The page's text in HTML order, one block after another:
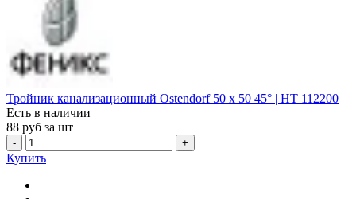
Тройник канализационный Ostendorf 50 х 50 45° | HT 112200
Есть в наличии
88 руб за шт
- +
Купить